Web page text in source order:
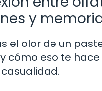
y
el olor de un
cómo eso te hace
casualidad.